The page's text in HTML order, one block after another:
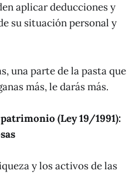
aplicar deducciones y
su situación personal y
una parte de la pasta que
más, le darás más.
(Ley 19/1991):
y los activos de las